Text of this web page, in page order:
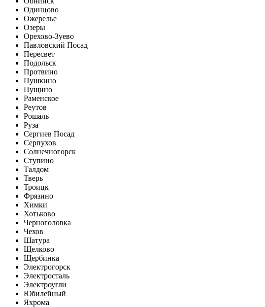
Одинцово
Ожерелье
Озеры
Орехово-Зуево
Павловский Посад
Пересвет
Подольск
Протвино
Пушкино
Пущино
Раменское
Реутов
Рошаль
Руза
Сергиев Посад
Серпухов
Солнечногорск
Ступино
Талдом
Тверь
Троицк
Фрязино
Химки
Хотьково
Черноголовка
Чехов
Шатура
Щелково
Щербинка
Электрогорск
Электросталь
Электроугли
Юбилейный
Яхрома